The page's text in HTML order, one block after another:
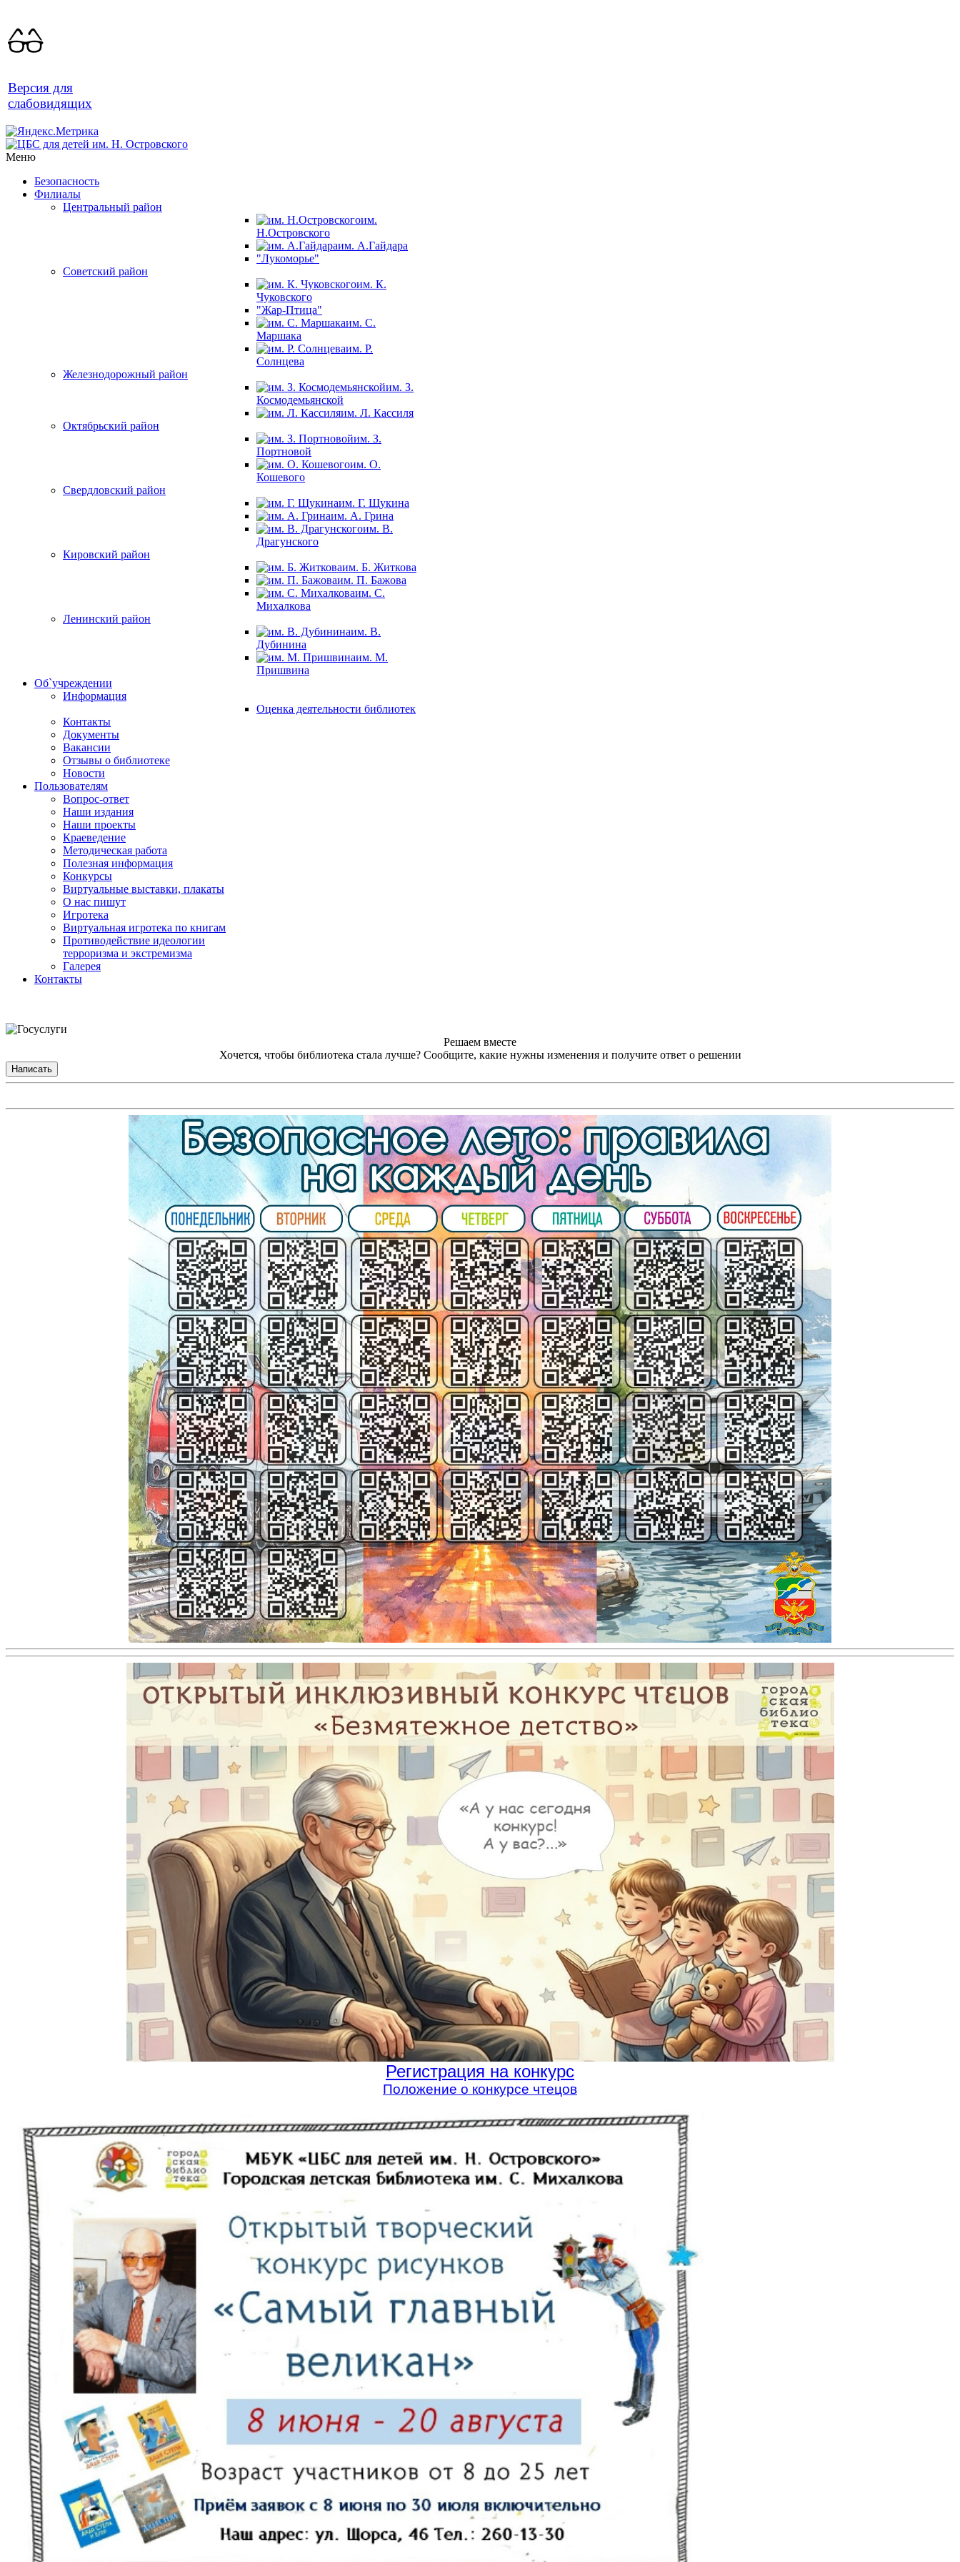
Версия для
слабовидящих
Меню
Безопасность
Филиалы
Центральный район
им.
Н.Островского
им. А.Гайдара
"Лукоморье"
Советский район
им. К.
Чуковского
"Жар-Птица"
им. С.
Маршака
им. Р.
Солнцева
Железнодорожный район
им. З.
Космодемьянской
им. Л. Кассиля
Октябрьский район
им. З.
Портновой
им. О.
Кошевого
Свердловский район
им. Г. Щукина
им. А. Грина
им. В.
Драгунского
Кировский район
им. Б. Житкова
им. П. Бажова
им. С.
Михалкова
Ленинский район
им. В.
Дубинина
им. М.
Пришвина
Об`учреждении
Информация
Оценка деятельности библиотек
Контакты
Документы
Вакансии
Отзывы о библиотеке
Новости
Пользователям
Вопрос-ответ
Наши издания
Наши проекты
Краеведение
Методическая работа
Полезная информация
Конкурсы
Виртуальные выставки, плакаты
О нас пишут
Игротека
Виртуальная игротека по книгам
Противодействие идеологии
терроризма и экстремизма
Галерея
Контакты
Решаем вместе
Хочется, чтобы библиотека стала лучше? Сообщите, какие нужны изменения и получите ответ о решении
Написать
Регистрация на конкурс
Положение о конкурсе чтецов